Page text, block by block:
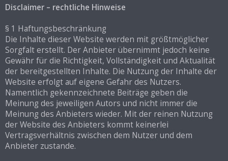
Disclaimer – rechtliche Hinweise
§ 1 Haftungsbeschränkung
Die Inhalte dieser Website werden mit größtmöglicher
Sorgfalt erstellt. Der Anbieter übernimmt jedoch keine
Gewähr für die Richtigkeit, Vollständigkeit und Aktualität
der bereitgestellten Inhalte. Die Nutzung der Inhalte der
Website erfolgt auf eigene Gefahr des Nutzers.
Namentlich gekennzeichnete Beiträge geben die
Meinung des jeweiligen Autors und nicht immer die
Meinung des Anbieters wieder. Mit der reinen Nutzung
der Website des Anbieters kommt keinerlei
Vertragsverhältnis zwischen dem Nutzer und dem
Anbieter zustande.